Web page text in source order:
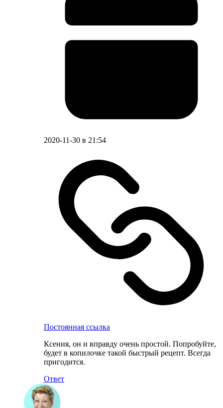
2020-11-30 в 21:54
Постоянная ссылка
Ксения, он и вправду очень простой. Попробуйте,
будет в копилочке такой быстрый рецепт. Всегда
пригодится.
Ответ